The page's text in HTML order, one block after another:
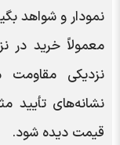
نمودار و شواهد
معمولاً خرید در
نزدیکی مقاومت
نشانه‌های
قیمت دیده شود.